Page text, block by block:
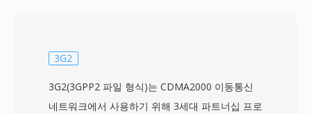
3G2
3G2(3GPP2 파일 형식)는 CDMA2000 이동통신
네트워크에서 사용하기 위해 3세대 파트너십 프로